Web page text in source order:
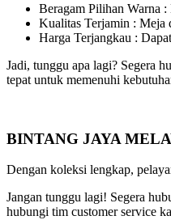
Beragam Pilihan Warna
Kualitas Terjamin : Meja
Harga Terjangkau :
Jadi, tunggu apa lagi? Segera
tepat untuk memenuhi
BINTANG JAYA
Dengan koleksi lengkap,
Jangan tunggu lagi! Segera
hubungi tim customer service